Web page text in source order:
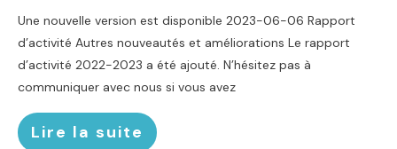
Une nouvelle version est disponible 2023-06-06 Rapport
d’activité Autres nouveautés et améliorations Le rapport
d’activité 2022-2023 a été ajouté. N’hésitez pas à
communiquer avec nous si vous avez
Lire la suite